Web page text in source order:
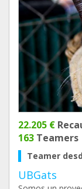
22.205 €
163 Teamers
Teamer
UBGats